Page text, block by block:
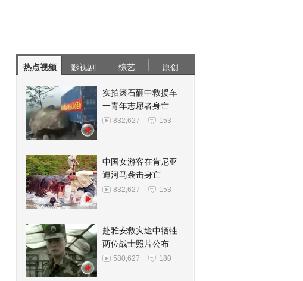
热点视频 影视剧 综艺 原创
实拍滚石砸中救援车
一青年志愿者身亡
832,627 153
中国女游客在肯尼亚
遭河马袭击身亡
832,627 153
赴雅安救灾途中牺牲
两位战士照片公布
580,627 180